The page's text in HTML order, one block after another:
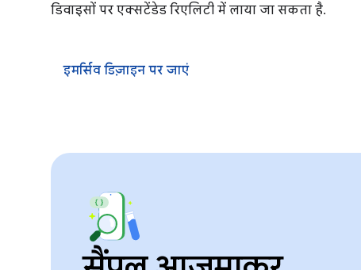
डिवाइसों पर एक्सटेंडेड रिएलिटी में लाया जा सकता है.
इमर्सिव डिज़ाइन पर जाएं